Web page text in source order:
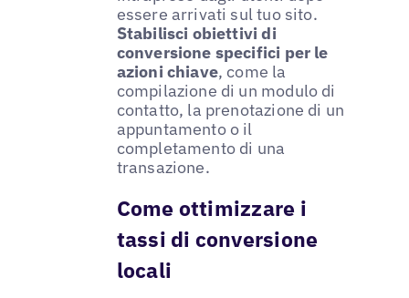
essere arrivati sul tuo sito.
Stabilisci obiettivi di
conversione specifici per le
azioni chiave, come la
compilazione di un modulo di
contatto, la prenotazione di un
appuntamento o il
completamento di una
transazione.
Come ottimizzare i
tassi di conversione
locali